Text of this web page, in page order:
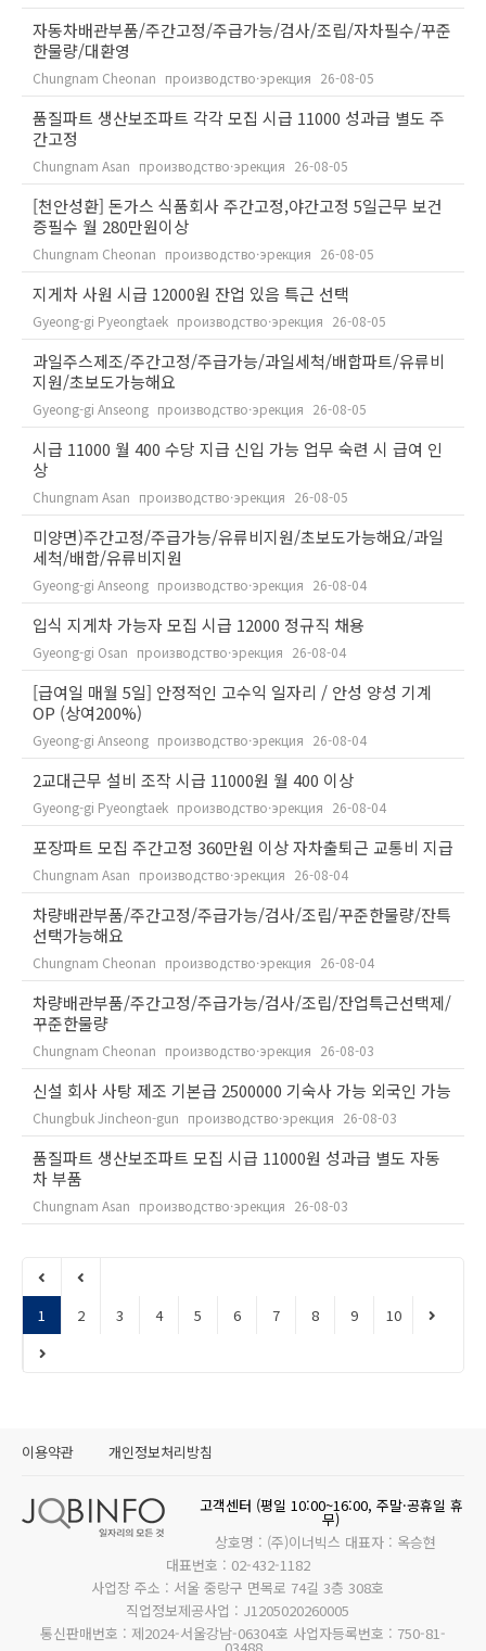
자동차배관부품/주간고정/주급가능/검사/조립/자차필수/꾸준
한물량/대환영
Chungnam Cheonan производство·эрекция 26-08-05
품질파트 생산보조파트 각각 모집 시급 11000 성과급 별도 주
간고정
Chungnam Asan производство·эрекция 26-08-05
[천안성환] 돈가스 식품회사 주간고정,야간고정 5일근무 보건
증필수 월 280만원이상
Chungnam Cheonan производство·эрекция 26-08-05
지게차 사원 시급 12000원 잔업 있음 특근 선택
Gyeong-gi Pyeongtaek производство·эрекция 26-08-05
과일주스제조/주간고정/주급가능/과일세척/배합파트/유류비
지원/초보도가능해요
Gyeong-gi Anseong производство·эрекция 26-08-05
시급 11000 월 400 수당 지급 신입 가능 업무 숙련 시 급여 인
상
Chungnam Asan производство·эрекция 26-08-05
미양면)주간고정/주급가능/유류비지원/초보도가능해요/과일
세척/배합/유류비지원
Gyeong-gi Anseong производство·эрекция 26-08-04
입식 지게차 가능자 모집 시급 12000 정규직 채용
Gyeong-gi Osan производство·эрекция 26-08-04
[급여일 매월 5일] 안정적인 고수익 일자리 / 안성 양성 기계
OP (상여200%)
Gyeong-gi Anseong производство·эрекция 26-08-04
2교대근무 설비 조작 시급 11000원 월 400 이상
Gyeong-gi Pyeongtaek производство·эрекция 26-08-04
포장파트 모집 주간고정 360만원 이상 자차출퇴근 교통비 지급
Chungnam Asan производство·эрекция 26-08-04
차량배관부품/주간고정/주급가능/검사/조립/꾸준한물량/잔특
선택가능해요
Chungnam Cheonan производство·эрекция 26-08-04
차량배관부품/주간고정/주급가능/검사/조립/잔업특근선택제/
꾸준한물량
Chungnam Cheonan производство·эрекция 26-08-03
신설 회사 사탕 제조 기본급 2500000 기숙사 가능 외국인 가능
Chungbuk Jincheon-gun производство·эрекция 26-08-03
품질파트 생산보조파트 모집 시급 11000원 성과급 별도 자동
차 부품
Chungnam Asan производство·эрекция 26-08-03
1 2 3 4 5 6 7 8 9 10
이용약관 개인정보처리방침
고객센터 (평일 10:00~16:00, 주말·공휴일 휴
무)
상호명 : (주)이너빅스 대표자 : 옥승현
대표번호 : 02-432-1182
사업장 주소 : 서울 중랑구 면목로 74길 3층 308호
직업정보제공사업 : J1205020260005
통신판매번호 : 제2024-서울강남-06304호 사업자등록번호 : 750-81-